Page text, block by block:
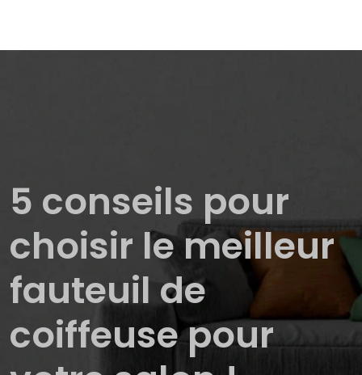
5 conseils pour
choisir le meilleur
fauteuil de
coiffeuse pour